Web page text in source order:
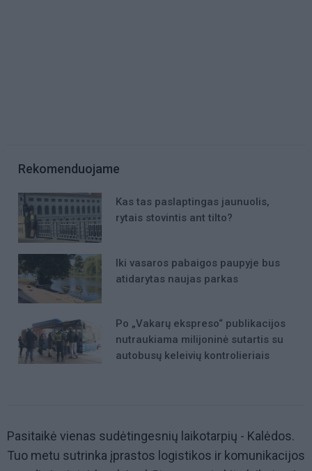
Rekomenduojame
Kas tas paslaptingas jaunuolis,
rytais stovintis ant tilto?
Iki vasaros pabaigos paupyje bus
atidarytas naujas parkas
Po „Vakarų ekspreso“ publikacijos
nutraukiama milijoninė sutartis su
autobusų keleivių kontrolieriais
Pasitaikė vienas sudėtingesnių laikotarpių - Kalėdos.
Tuo metu sutrinka įprastos logistikos ir komunikacijos